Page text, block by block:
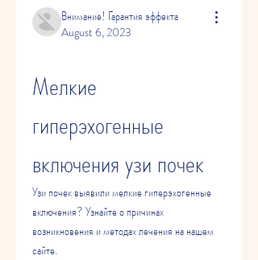
Внимание! Гарантия эффекта
August 6, 2023
Мелкие
гиперэхогенные
включения узи почек
Узи почек выявили мелкие гиперэхогенные
включения? Узнайте о причинах
возникновения и методах лечения на нашем
сайте.